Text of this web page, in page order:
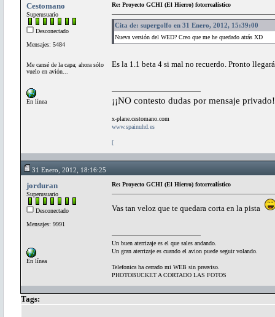
Cestomano
Superusuario
Desconectado
Mensajes: 5484
Me cansé de la capa; ahora sólo
vuelo en avión...
En línea
Re: Proyecto GCHI (El Hierro) fotorrealístico
Cita de: supergolfo en 31 Enero, 2012, 15:39:00
Nueva versión del WED? Creo que me he quedado atrás XD
Es la 1.1 beta 4 si mal no recuerdo. Pronto
¡¡NO contesto dudas por mensaje
x-plane.cestomano.com
www.spainuhd.es
[
31 Enero, 2012, 18:16:25
jorduran
Superusuario
Desconectado
Mensajes: 9991
En línea
Re: Proyecto GCHI (El Hierro) fotorrealístico
Vas tan veloz que te quedara corta en la pista
Un buen aterrizaje es el que sales andando.
Un gran aterrizaje es cuando el avion puede seguir volando.
Telefonica ha cerrado mi WEB sin preaviso.
PHOTOBUCKET A CORTADO LAS FOTOS
Tags: